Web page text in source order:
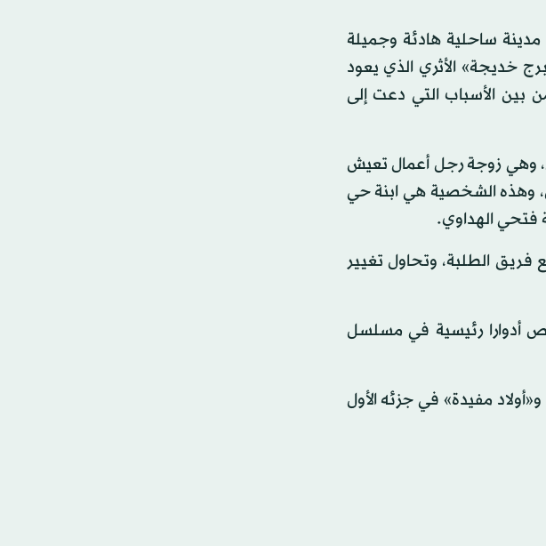
ساحلية هادئة وجميلة
خديجة» الأثري الذي يعود
دائرية قد تكون من بين الأسباب التي دعت إلى
وهي زوجة رجل أعمال تعيش
وهذه الشخصية هي ابنة حي
الهداوي.
الطلبة، وتحاول تغيير
أدوارا رئيسية في مسلسل
كما أدى سنة 2012 دور البطولة في مسلسل «لأجل عيون كاترين»، و«ناعورة الهواء» سنة 2014 و«أولاد مفيدة» في جزئه الأول